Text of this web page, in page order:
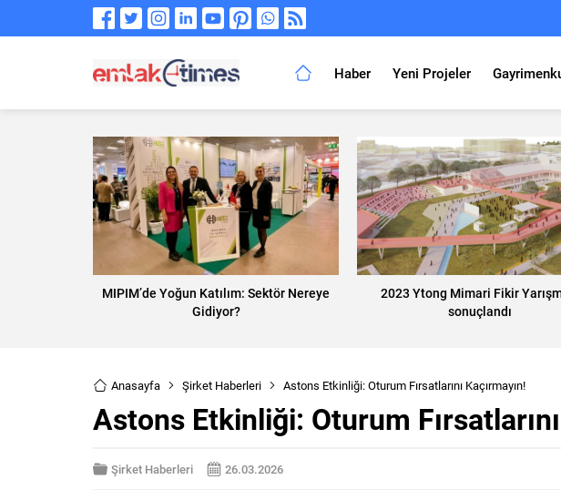
Haber Yeni Projeler
MIPIM’de Yoğun Katılım: Sektör Nereye
Gidiyor?
2023 Ytong Mimari Fikir
sonuçlandı
Anasayfa Şirket Haberleri Astons Etkinliği: Oturum Fırsatlarını Kaçırmayın!
Astons Etkinliği: Oturum
Şirket Haberleri 26.03.2026